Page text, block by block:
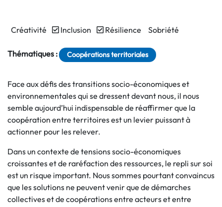
Créativité Inclusion Résilience Sobriété
Thématiques : Coopérations territoriales
Face aux défis des transitions socio-économiques et
environnementales qui se dressent devant nous, il nous
semble aujourd’hui indispensable de réaffirmer que la
coopération entre territoires est un levier puissant à
actionner pour les relever.
Dans un contexte de tensions socio-économiques
croissantes et de raréfaction des ressources, le repli sur soi
est un risque important. Nous sommes pourtant convaincus
que les solutions ne peuvent venir que de démarches
collectives et de coopérations entre acteurs et entre